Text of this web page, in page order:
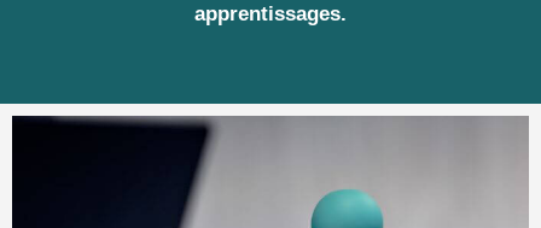
apprentissages.